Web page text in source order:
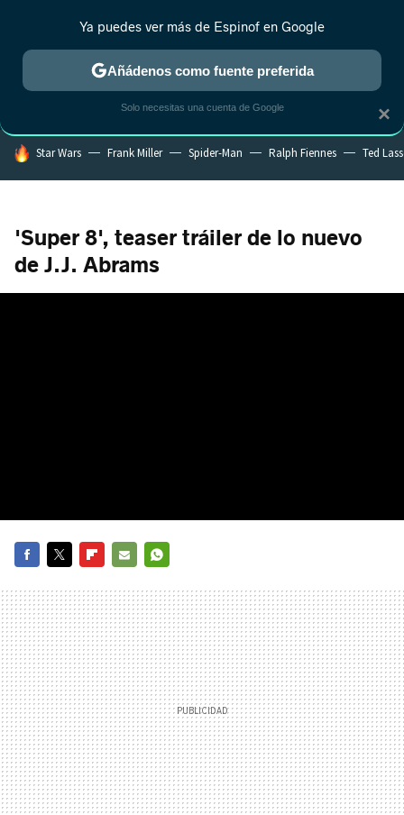
ESTRENOS REALITY ANIME RANKINGS CINE
HOY SE HABLA DE
Star Wars Frank Miller Spider-Man Ralph Fiennes Ted
'Super 8', teaser tráiler de lo nuevo
de J.J. Abrams
MAIL
×
Ya puedes ver más de Espinof en Google
Añádenos como fuente preferida
Solo necesitas una cuenta de Google